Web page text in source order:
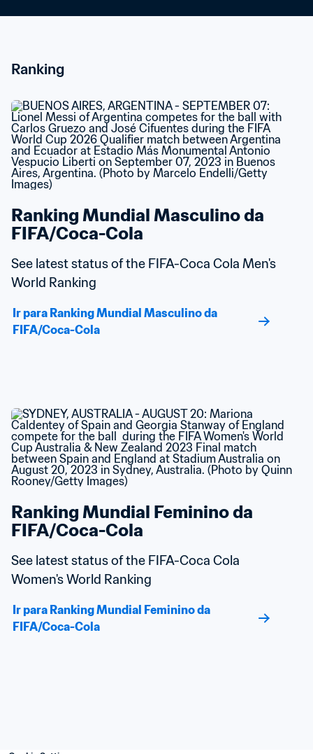
Ranking
Ranking Mundial Masculino da
FIFA/Coca-Cola
See latest status of the FIFA-Coca Cola Men's
World Ranking
Ir para Ranking Mundial Masculino da
FIFA/Coca-Cola
Ranking Mundial Feminino da
FIFA/Coca-Cola
See latest status of the FIFA-Coca Cola
Women's World Ranking
Ir para Ranking Mundial Feminino da
FIFA/Coca-Cola